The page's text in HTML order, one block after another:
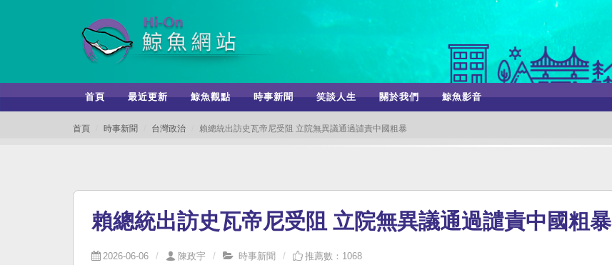
首頁 最近更新 鯨魚觀點 時事新聞 笑談人生 關於我們 鯨魚影音
首頁 時事新聞 台灣政治 賴總統出訪史瓦帝尼受阻 立院無異議通過譴責中國粗暴
賴總統出訪史瓦帝尼受阻 立院無異議通過譴責中國粗暴
2026-06-06 陳政宇 時事新聞 推薦數：1068